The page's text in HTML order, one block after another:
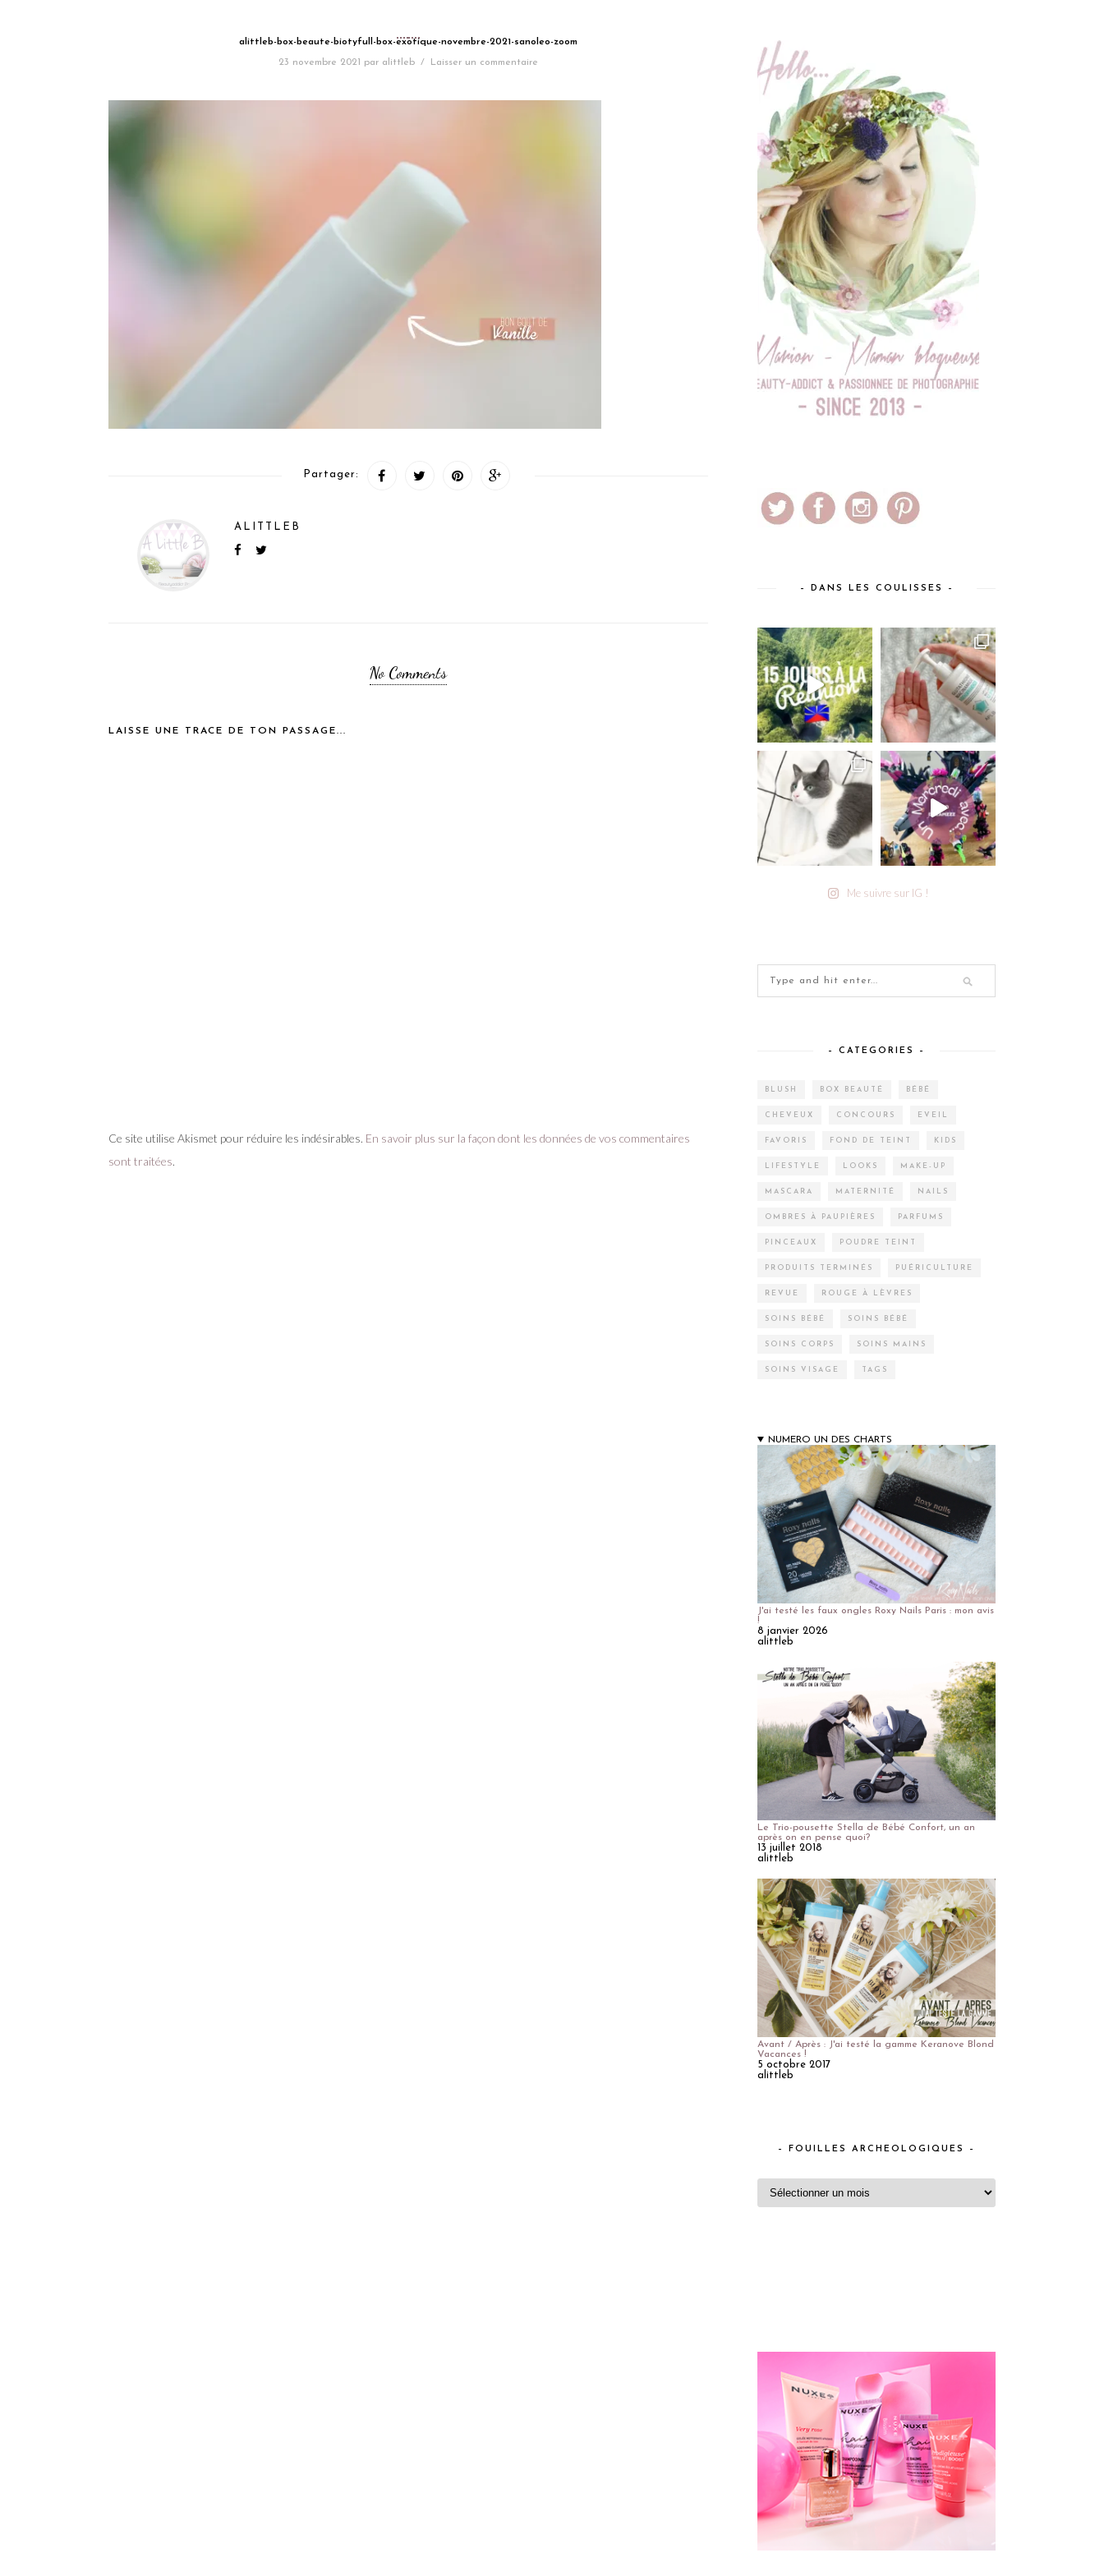
alittleb-box-beaute-biotyfull-box-exotique-novembre-2021-sanoleo-zoom
23 novembre 2021 par alittleb / Laisser un commentaire
Partager:
ALITTLEB
No Comments
LAISSE UNE TRACE DE TON PASSAGE...
Ce site utilise Akismet pour réduire les indésirables. En savoir plus sur la façon dont les données de vos commentaires
sont traitées.
– DANS LES COULISSES –
Me suivre sur IG !
– CATEGORIES –
BLUSH BOX BEAUTÉ BÉBÉ
CHEVEUX CONCOURS EVEIL
FAVORIS FOND DE TEINT KIDS
LIFESTYLE LOOKS MAKE-UP
MASCARA MATERNITÉ NAILS
OMBRES À PAUPIÈRES PARFUMS
PINCEAUX POUDRE TEINT
PRODUITS TERMINÉS PUÉRICULTURE
REVUE ROUGE À LÈVRES
SOINS BÉBÉ SOINS BÉBÉ
SOINS CORPS SOINS MAINS
SOINS VISAGE TAGS
NUMERO UN DES CHARTS
J'ai testé les faux ongles Roxy Nails Paris : mon avis
!
8 janvier 2026
alittleb
Le Trio-pousette Stella de Bébé Confort, un an
après on en pense quoi?
13 juillet 2018
alittleb
Avant / Après : J'ai testé la gamme Keranove Blond
Vacances !
5 octobre 2017
alittleb
– FOUILLES ARCHEOLOGIQUES –